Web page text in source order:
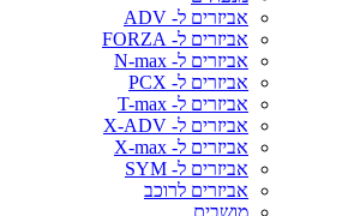
אביזרים ל- ADV
אביזרים ל- FORZA
אביזרים ל- N-max
אביזרים ל- PCX
אביזרים ל- T-max
אביזרים ל- X-ADV
אביזרים ל- X-max
אביזרים ל- SYM
אביזרים לרוכב
מושבים